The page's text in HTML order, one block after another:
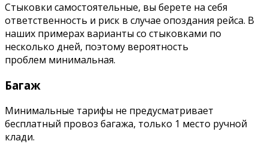
Стыковки самостоятельные, вы берете на себя
ответственность и риск в случае опоздания рейса. В
наших примерах варианты со стыковками по
несколько дней, поэтому вероятность
проблем минимальная.
Багаж
Минимальные тарифы не предусматривает
бесплатный провоз багажа, только 1 место ручной
клади.